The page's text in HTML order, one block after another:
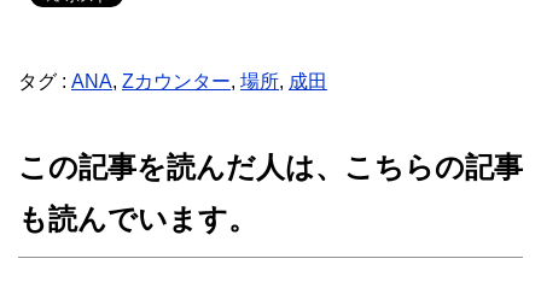
タグ : ANA, Zカウンター, 場所, 成田
この記事を読んだ人は、こちらの記事
も読んでいます。